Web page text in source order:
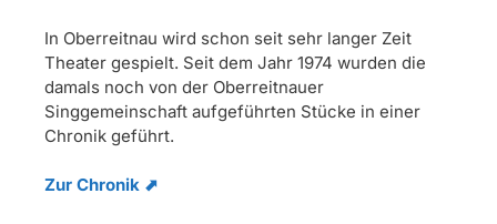
In Oberreitnau wird schon seit sehr langer Zeit
Theater gespielt. Seit dem Jahr 1974 wurden die
damals noch von der Oberreitnauer
Singgemeinschaft aufgeführten Stücke in einer
Chronik geführt.
Zur Chronik ⬈